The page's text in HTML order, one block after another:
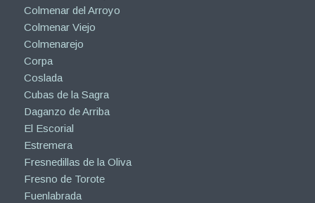
Colmenar del Arroyo
Colmenar Viejo
Colmenarejo
Corpa
Coslada
Cubas de la Sagra
Daganzo de Arriba
El Escorial
Estremera
Fresnedillas de la Oliva
Fresno de Torote
Fuenlabrada